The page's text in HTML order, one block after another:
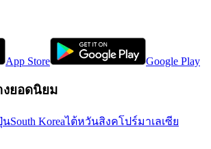
App Store Google Play
ยอดนิยม
นSouth Koreaไต้หวันสิงคโปร์มาเลเซีย